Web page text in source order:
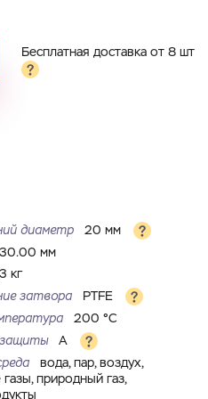
Бесплатная доставка от 8 шт
диаметр
20 мм
мм
кг
затвора
PTFE
200 °С
A
вода, пар, воздух,
природный газ,